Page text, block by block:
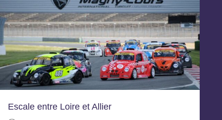
Escale entre Loire et Allier